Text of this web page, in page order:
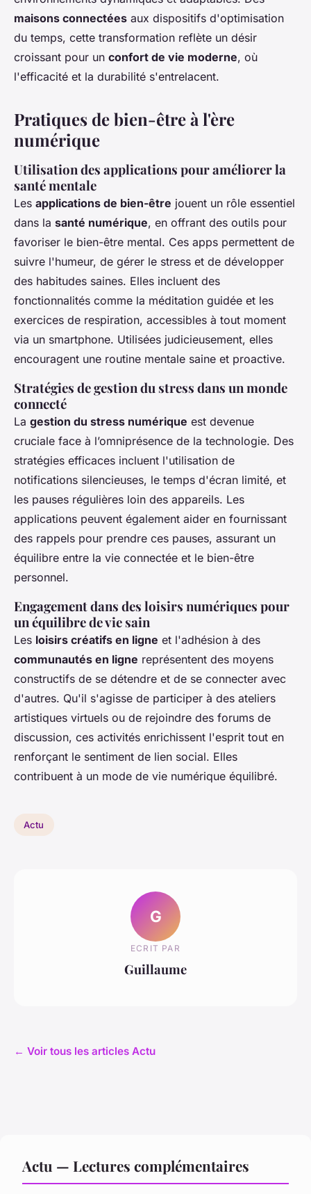
maisons connectées aux dispositifs d'optimisation
du temps, cette transformation reflète un désir
croissant pour un confort de vie moderne, où
l'efficacité et la durabilité s'entrelacent.
Pratiques de bien-être à l'ère
numérique
Utilisation des applications pour améliorer la
santé mentale
Les applications de bien-être jouent un rôle essentiel
dans la santé numérique, en offrant des outils pour
favoriser le bien-être mental. Ces apps permettent de
suivre l'humeur, de gérer le stress et de développer
des habitudes saines. Elles incluent des
fonctionnalités comme la méditation guidée et les
exercices de respiration, accessibles à tout moment
via un smartphone. Utilisées judicieusement, elles
encouragent une routine mentale saine et proactive.
Stratégies de gestion du stress dans un monde
connecté
La gestion du stress numérique est devenue
cruciale face à l’omniprésence de la technologie. Des
stratégies efficaces incluent l'utilisation de
notifications silencieuses, le temps d'écran limité, et
les pauses régulières loin des appareils. Les
applications peuvent également aider en fournissant
des rappels pour prendre ces pauses, assurant un
équilibre entre la vie connectée et le bien-être
personnel.
Engagement dans des loisirs numériques pour
un équilibre de vie sain
Les loisirs créatifs en ligne et l'adhésion à des
communautés en ligne représentent des moyens
constructifs de se détendre et de se connecter avec
d'autres. Qu'il s'agisse de participer à des ateliers
artistiques virtuels ou de rejoindre des forums de
discussion, ces activités enrichissent l'esprit tout en
renforçant le sentiment de lien social. Elles
contribuent à un mode de vie numérique équilibré.
Actu
G
ECRIT PAR
Guillaume
← Voir tous les articles Actu
Actu — Lectures complémentaires